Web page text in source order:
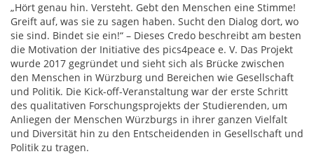
„Hört genau hin. Versteht. Gebt den Menschen eine Stimme!
Greift auf, was sie zu sagen haben. Sucht den Dialog dort, wo
sie sind. Bindet sie ein!“ – Dieses Credo beschreibt am besten
die Motivation der Initiative des pics4peace e. V. Das Projekt
wurde 2017 gegründet und sieht sich als Brücke zwischen
den Menschen in Würzburg und Bereichen wie Gesellschaft
und Politik. Die Kick-off-Veranstaltung war der erste Schritt
des qualitativen Forschungsprojekts der Studierenden, um
Anliegen der Menschen Würzburgs in ihrer ganzen Vielfalt
und Diversität hin zu den Entscheidenden in Gesellschaft und
Politik zu tragen.